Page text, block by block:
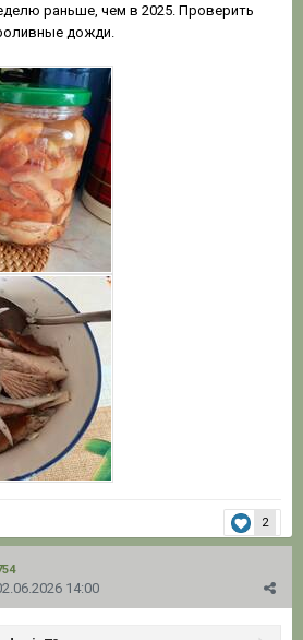
раньше, чем в 2025. Проверить
дожди.
2
14:00